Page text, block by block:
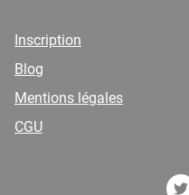
Inscription
Blog
Mentions légales
CGU